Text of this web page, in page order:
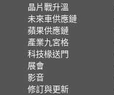
晶片戰升溫
未來車供應鏈
蘋果供應鏈
產業九宮格
科技椽送門
展會
影音
修訂與更新